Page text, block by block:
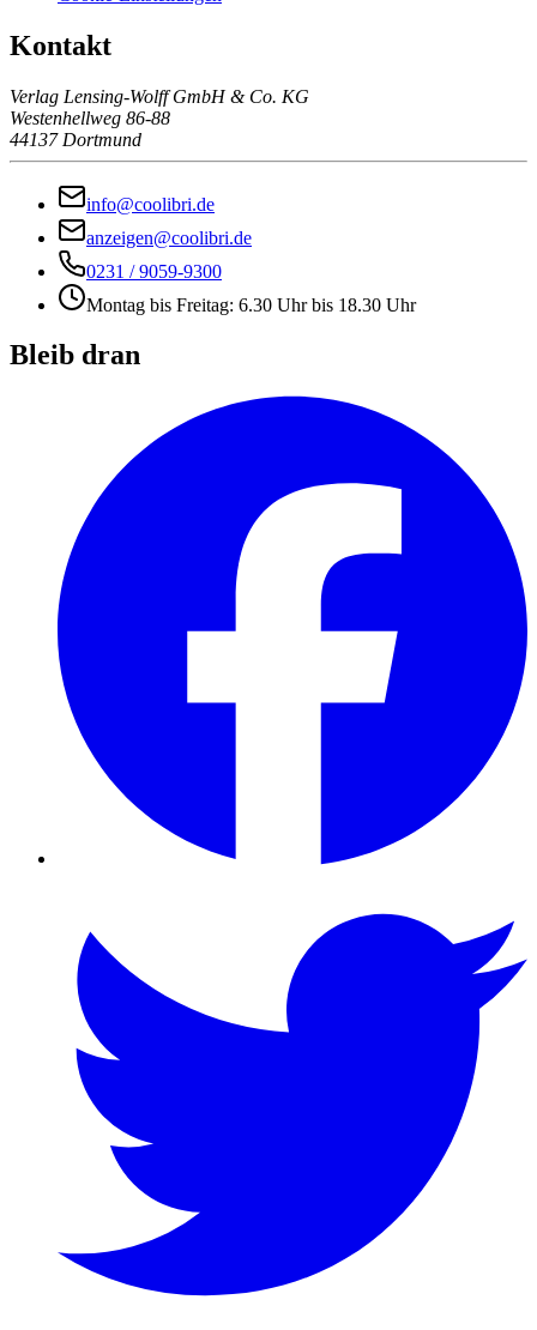
Kontakt
Verlag Lensing-Wolff GmbH & Co. KG
Westenhellweg 86-88
44137 Dortmund
info@coolibri.de
anzeigen@coolibri.de
0231 / 9059-9300
Montag bis Freitag: 6.30 Uhr bis 18.30 Uhr
Bleib dran